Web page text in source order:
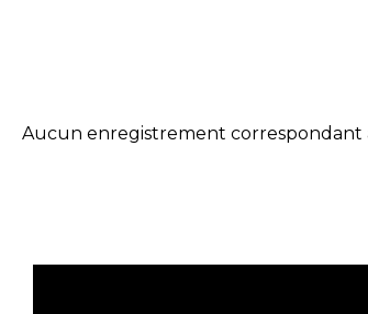
Aucun enregistrement correspondant